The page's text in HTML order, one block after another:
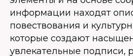
информации находят
повествования и
которые создают
увлекательные подписи,